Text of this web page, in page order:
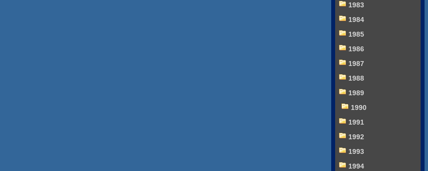
1983
1984
1985
1986
1987
1988
1989
1990
1991
1992
1993
1994